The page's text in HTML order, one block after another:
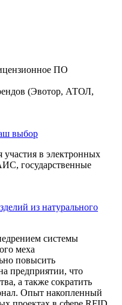
ПО
(Эвотор, АТОЛ,
выбор
в электронных
государственные
из натурального
системы
меха
повысить
предприятии, что
а также сократить
Опыт накопленный